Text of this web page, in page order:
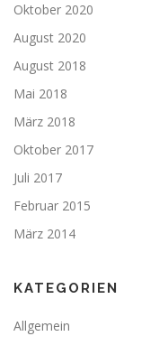
Oktober 2020
August 2020
August 2018
Mai 2018
März 2018
Oktober 2017
Juli 2017
Februar 2015
März 2014
KATEGORIEN
Allgemein